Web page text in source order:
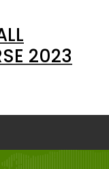
2023